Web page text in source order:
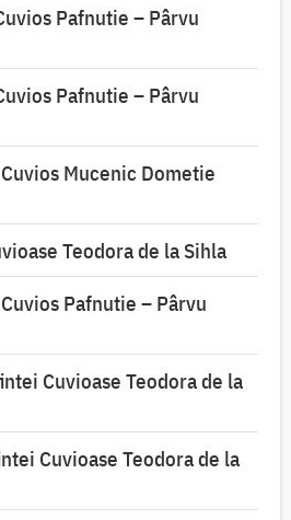
Pafnutie – Pârvu
Pafnutie – Pârvu
Mucenic Dometie
Teodora de la Sihla
Pafnutie – Pârvu
Cuvioase Teodora de la
Cuvioase Teodora de la